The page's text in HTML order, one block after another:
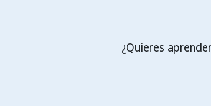
¿Quieres